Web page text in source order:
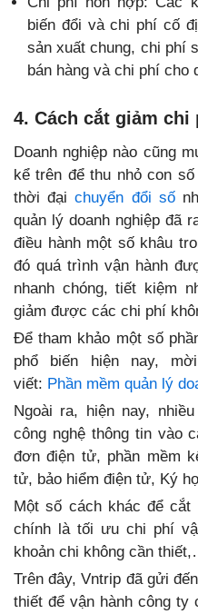
biến đổi và chi phí cố
sản xuất chung, chi phí
bán hàng và chi phí cho
4. Cách cắt giảm chi
Doanh nghiệp nào cũng
kể trên để thu nhỏ con
thời đạichuyển đổi số
quản lý doanh nghiệp đã
điều hành một số khâu
đó quá trình vận hành
nhanh chóng, tiết kiệm
giảm được các chi phí
Để tham khảo một số
phổ biến hiện nay,
viết: Phần mềm quản lý
Ngoài ra, hiện nay,
công nghệ thông tin vào
đơn điện tử, phần mềm
tử, bảo hiểm điện tử, Ký
Một số cách khác để
chính là tối ưu chi phí
khoản chi không cần
Trên đây, Vntrip đã gửi
thiết để vận hành công ty